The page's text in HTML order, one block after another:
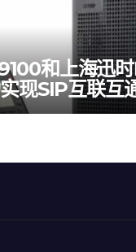
和上海迅
现SIP互联互